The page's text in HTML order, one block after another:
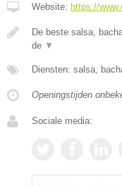
Website: https://
De beste salsa,
de ▼
Diensten: salsa,
Openingstijden
Sociale media: